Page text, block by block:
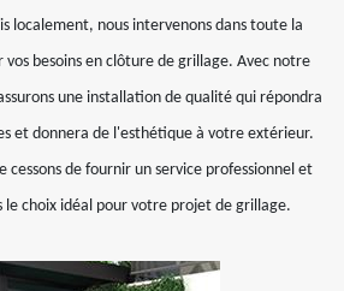
localement, nous intervenons dans toute la
vos besoins en clôture de grillage. Avec notre
une installation de qualité qui répondra
et donnera de l'esthétique à votre extérieur.
cessons de fournir un service professionnel et
le choix idéal pour votre projet de grillage.